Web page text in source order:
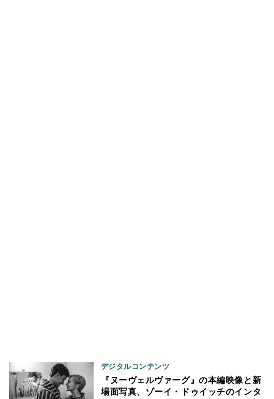
デジタルコンテンツ
『ヌーヴェルヴァーグ』の本編映像と新
場面写真、ゾーイ・ドゥイッチのインタ